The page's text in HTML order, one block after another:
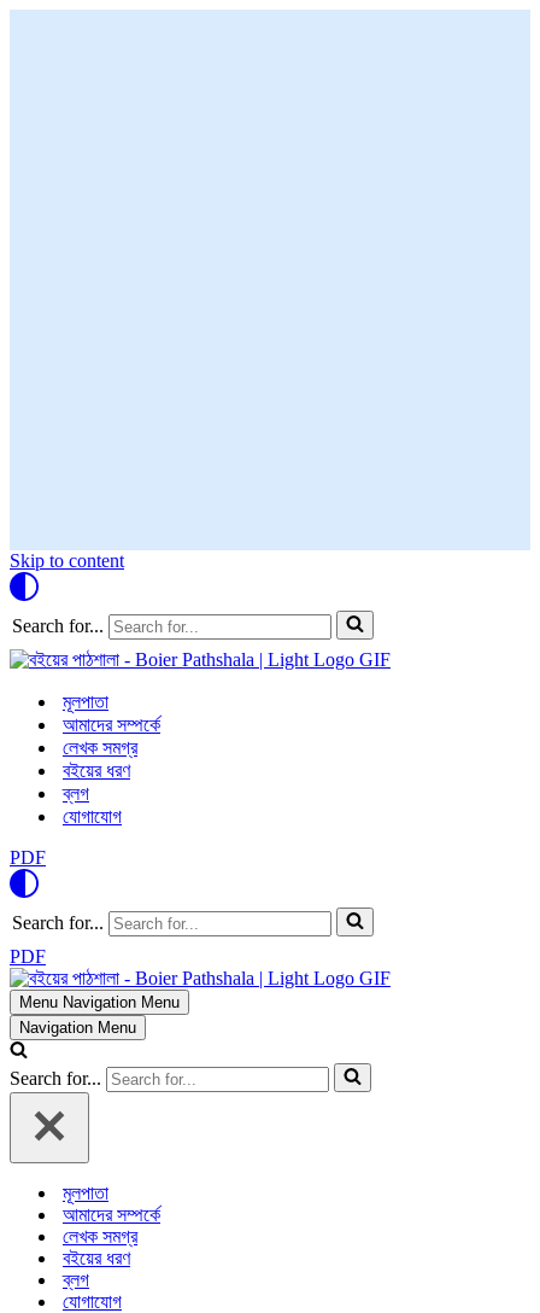
Skip to content
Search for...
মূলপাতা
আমাদের সম্পর্কে
লেখক সমগ্র
বইয়ের ধরণ
ব্লগ
যোগাযোগ
PDF
Search for...
PDF
Menu Navigation Menu
Navigation Menu
Search for...
মূলপাতা
আমাদের সম্পর্কে
লেখক সমগ্র
বইয়ের ধরণ
ব্লগ
যোগাযোগ